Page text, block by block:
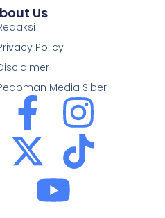
Us
Policy
Media Siber